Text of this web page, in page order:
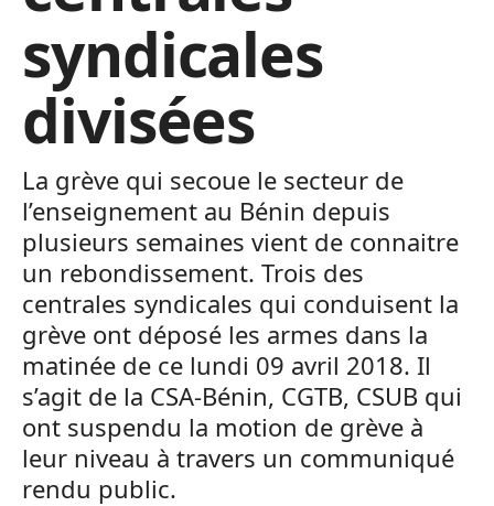
syndicales
divisées
La grève qui secoue le secteur de
l’enseignement au Bénin depuis
plusieurs semaines vient de connaitre
un rebondissement. Trois des
centrales syndicales qui conduisent la
grève ont déposé les armes dans la
matinée de ce lundi 09 avril 2018. Il
s’agit de la CSA-Bénin, CGTB, CSUB qui
ont suspendu la motion de grève à
leur niveau à travers un communiqué
rendu public.